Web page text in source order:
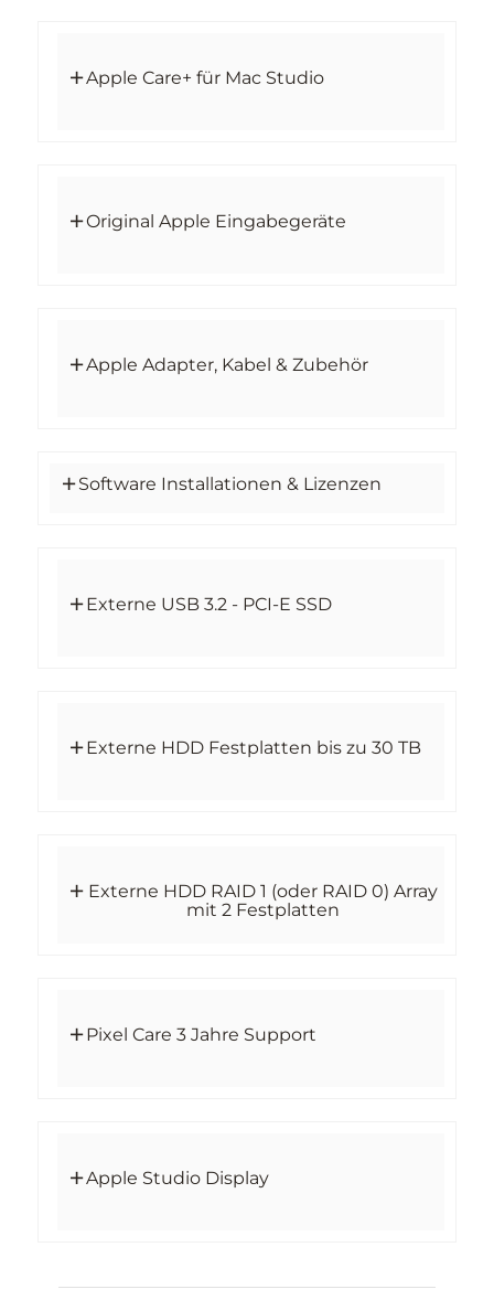
Apple Care+ für Mac Studio
Original Apple Eingabegeräte
Apple Adapter, Kabel & Zubehör
Software Installationen & Lizenzen
Externe USB 3.2 - PCI-E SSD
Externe HDD Festplatten bis zu 30 TB
Externe HDD RAID 1 (oder RAID 0) Array
mit 2 Festplatten
Pixel Care 3 Jahre Support
Apple Studio Display